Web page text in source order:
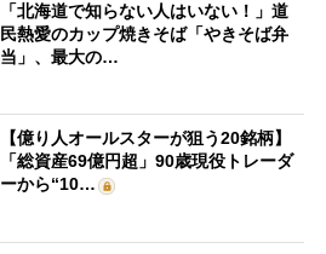
「北海道で知らない人はいない！」道
民熱愛のカップ焼きそば「やきそば弁
当」、最大の…
【億り人オールスターが狙う20銘柄】
「総資産69億円超」90歳現役トレーダ
ーから“10…